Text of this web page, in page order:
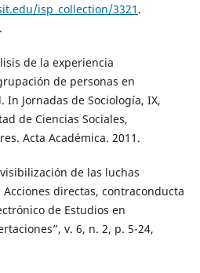
isp_collection/3321 .
de la experiencia
de personas en
Jornadas de Sociología, IX,
de Ciencias Sociales,
Acta Académica. 2011.
de las luchas
directas, contraconducta
de Estudios en
v. 6, n. 2, p. 5-24,